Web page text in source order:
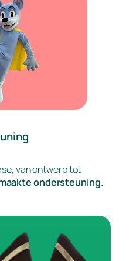
van ontwerp tot
ondersteuning.